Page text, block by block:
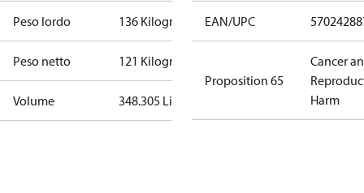
Peso lordo 136 Kilogram
Peso netto 121 Kilogram
Volume 348.305 Liter
EAN/UPC
Proposition 65
Cancer
Harm